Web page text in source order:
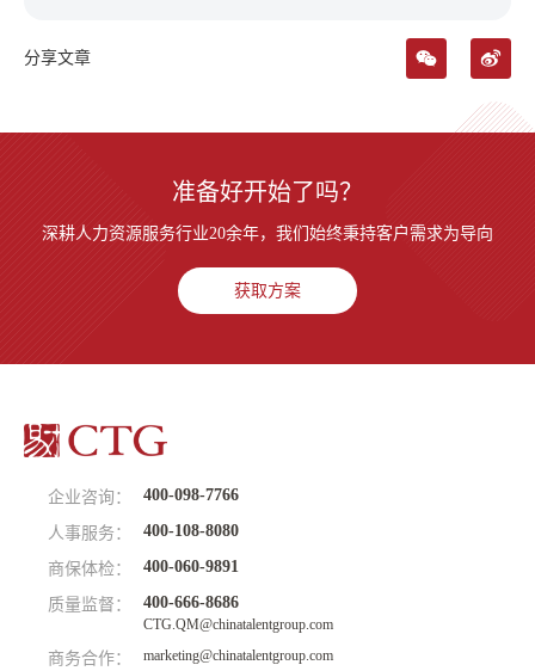
分享文章
准备好开始了吗？
深耕人力资源服务行业20余年，我们始终秉持客户需求为导向
获取方案
企业咨询： 400-098-7766
人事服务： 400-108-8080
商保体检： 400-060-9891
质量监督： 400-666-8686
CTG.QM@chinatalentgroup.com
商务合作： marketing@chinatalentgroup.com